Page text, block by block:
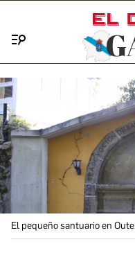
El pequeño santuario en